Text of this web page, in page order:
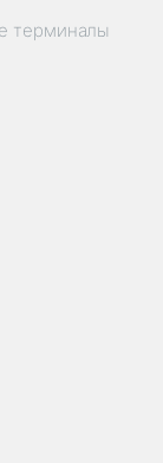
терминалы